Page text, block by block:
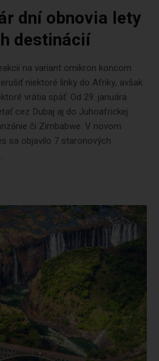
dní obnovia lety
destinácií
na variant omikron koncom
niektoré linky do Afriky, avšak
vrátia späť. Od 29. januára
cez Dubaj aj do Juhoafrickej
či Zimbabwe. V novom
sa objavilo 7 staronových